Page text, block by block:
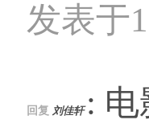
发表于
回复 刘佳轩 : 电